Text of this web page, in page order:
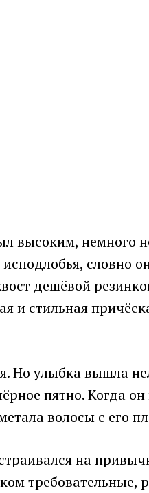
высоким, немного
словно
дешёвой
стильная
Но улыбка вышла
пятно. Когда
волосы с его
на
требовательные,